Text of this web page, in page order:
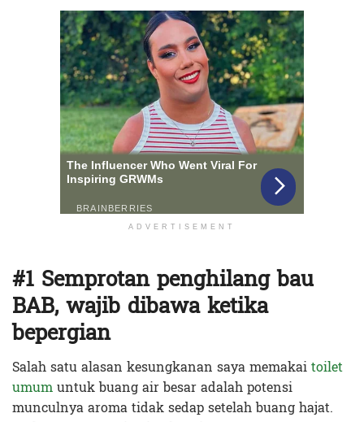
ADVERTISEMENT
#1 Semprotan penghilang bau
BAB, wajib dibawa ketika
bepergian
Salah satu alasan kesungkanan saya memakaitoilet
umumuntuk buang air besar adalah potensi
munculnya aroma tidak sedap setelah buang hajat.